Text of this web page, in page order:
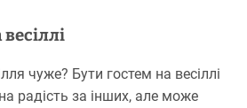
чуже? Бути гостем на весіллі
радість за інших, але може